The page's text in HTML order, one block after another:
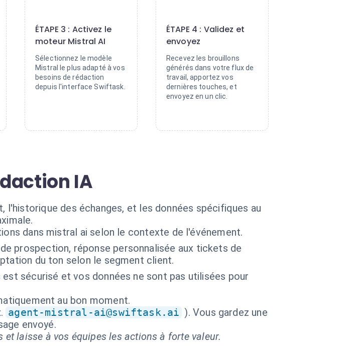
ÉTAPE 3 : Activez le
moteur Mistral AI
Sélectionnez le modèle
Mistral le plus adapté à vos
besoins de rédaction
depuis l'interface Swiftask.
ÉTAPE 4 : Validez et
envoyez
Recevez les brouillons
générés dans votre flux de
travail, apportez vos
dernières touches, et
envoyez en un clic.
IA
des échanges, et les données spécifiques au
dans mistral ai selon le contexte de l'événement.
prospection, réponse personnalisée aux tickets de
du ton selon le segment client.
sécurisé et vos données ne sont pas utilisées pour
au bon moment.
agent-mistral-ai@swiftask.ai ). Vous gardez une
envoyé.
laisse à vos équipes les actions à forte valeur.